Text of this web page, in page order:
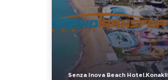
Senza Inova Beach Hotel.Konakli